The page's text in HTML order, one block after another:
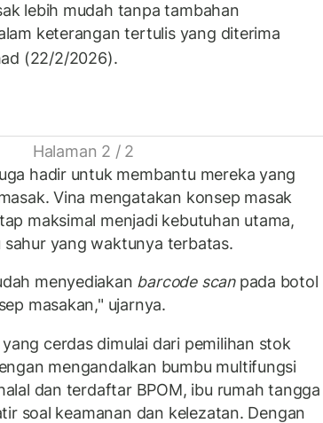
lebih mudah tanpa tambahan
keterangan tertulis yang diterima
(22/2/2026).
Halaman 2 / 2
hadir untuk membantu mereka yang
Vina mengatakan konsep masak
maksimal menjadi kebutuhan utama,
yang waktunya terbatas.
menyediakan barcode scanpada botol
masakan," ujarnya.
cerdas dimulai dari pemilihan stok
mengandalkan bumbu multifungsi
dan terdaftar BPOM, ibu rumah tangga
soal keamanan dan kelezatan. Dengan